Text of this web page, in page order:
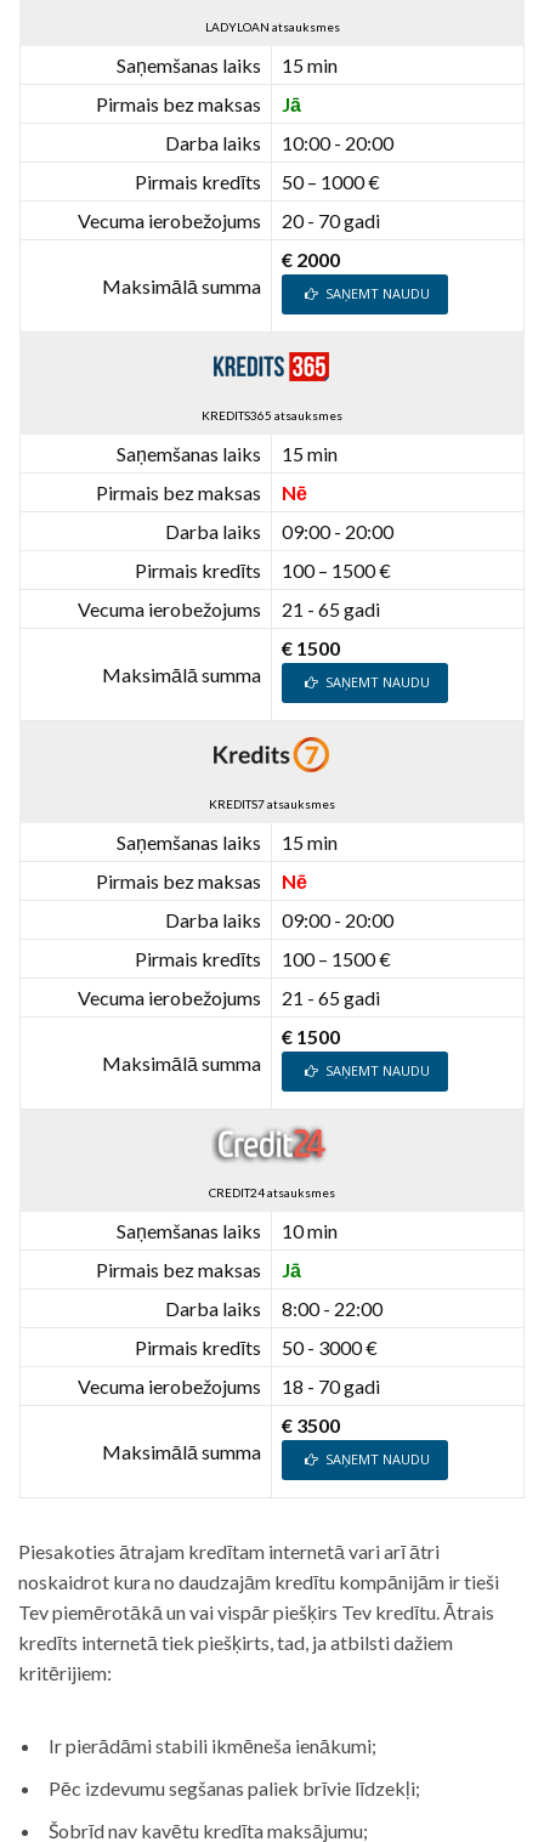
LADYLOAN atsauksmes
Saņemšanas laiks
15 min
Pirmais bez maksas
Jā
Darba laiks
10:00 - 20:00
Pirmais kredīts
50 – 1000 €
Vecuma ierobežojums
20 - 70 gadi
Maksimālā summa
€ 2000
SAŅEMT NAUDU
KREDITS365 atsauksmes
Saņemšanas laiks
15 min
Pirmais bez maksas
Nē
Darba laiks
09:00 - 20:00
Pirmais kredīts
100 – 1500 €
Vecuma ierobežojums
21 - 65 gadi
Maksimālā summa
€ 1500
SAŅEMT NAUDU
KREDITS7 atsauksmes
Saņemšanas laiks
15 min
Pirmais bez maksas
Nē
Darba laiks
09:00 - 20:00
Pirmais kredīts
100 – 1500 €
Vecuma ierobežojums
21 - 65 gadi
Maksimālā summa
€ 1500
SAŅEMT NAUDU
CREDIT24 atsauksmes
Saņemšanas laiks
10 min
Pirmais bez maksas
Jā
Darba laiks
8:00 - 22:00
Pirmais kredīts
50 - 3000 €
Vecuma ierobežojums
18 - 70 gadi
Maksimālā summa
€ 3500
SAŅEMT NAUDU
Piesakoties ātrajam kredītam internetā vari arī ātri
noskaidrot kura no daudzajām kredītu kompānijām ir tieši
Tev piemērotākā un vai vispār piešķirs Tev kredītu. Ātrais
kredīts internetā tiek piešķirts, tad, ja atbilsti dažiem
kritērijiem:
Ir pierādāmi stabili ikmēneša ienākumi;
Pēc izdevumu segšanas paliek brīvie līdzekļi;
Šobrīd nav kavētu kredīta maksājumu;